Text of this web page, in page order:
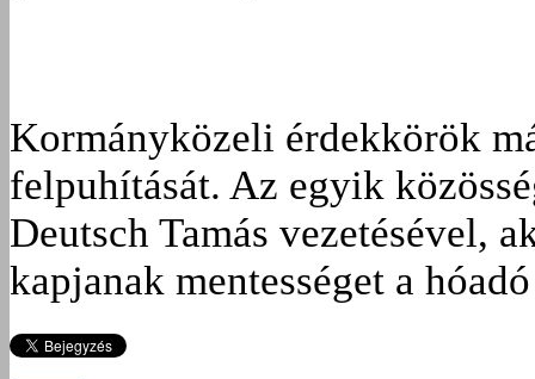
Kormányközeli érdekkörök
felpuhítását. Az egyik
Deutsch Tamás vezetésével,
kapjanak mentességet a